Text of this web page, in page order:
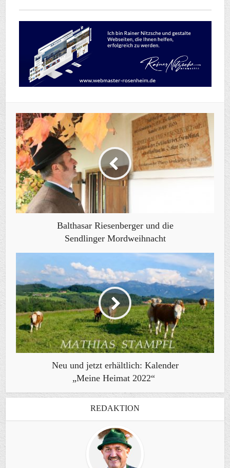
Balthasar Riesenberger und die
Sendlinger Mordweihnacht
Neu und jetzt erhältlich: Kalender
„Meine Heimat 2022“
REDAKTION